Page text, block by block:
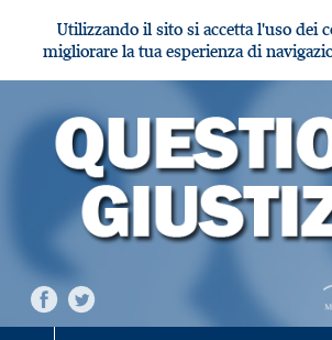
Utilizzando il sito si accetta l'uso dei
migliorare la tua esperienza di